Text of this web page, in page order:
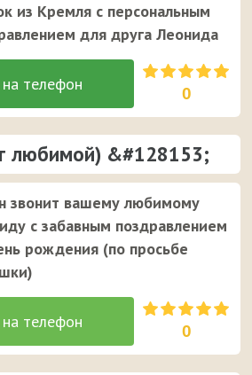
из Кремля с персональным
для друга Леонида
0
любимой) &#128153;
звонит вашему любимому
с забавным поздравлением
рождения (по просьбе
0